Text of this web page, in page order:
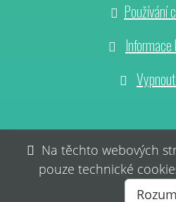
Používání
Informace
2024 Obec
Na těchto webových
pouze technické